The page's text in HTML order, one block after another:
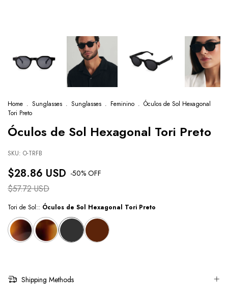
Home . Sunglasses . Sunglasses . Feminino . Óculos de Sol Hexagonal
Tori Preto
Óculos de Sol Hexagonal Tori Preto
SKU: O-TRFB
$28.86 USD -50% OFF
$57.72 USD
Tori de Sol:: Óculos de Sol Hexagonal Tori Preto
Shipping Methods